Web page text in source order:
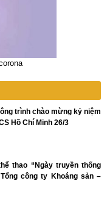
trình chào mừng kỷ niệm
Hồ Chí Minh 26/3
thao “Ngày truyền thống
công ty Khoáng sản –